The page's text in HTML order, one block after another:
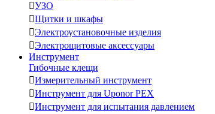
УЗО
Щитки и шкафы
Электроустановочные изделия
Электрощитовые аксессуары
Инструмент
Гибочные клещи
Измерительный инструмент
Инструмент для Uponor PEX
Инструмент для испытания давлением